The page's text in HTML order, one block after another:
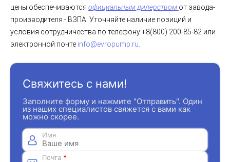
цены обеспечиваются официальным дилерством от завода-
производителя - ВЗПА. Уточняйте наличие позиций и
условия сотрудничества по телефону +8(800) 200-85-82 или
электронной почте info@evropump.ru
Свяжитесь с нами!
Заполните форму и нажмите "Отправить". Один
из наших специалистов свяжется с вами как
можно скорее.
Имя
Почта *